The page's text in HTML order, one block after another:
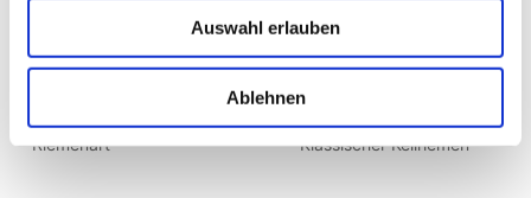
Auswahl erlauben
Ablehnen8
Riemenart Klassischer Keilriemen